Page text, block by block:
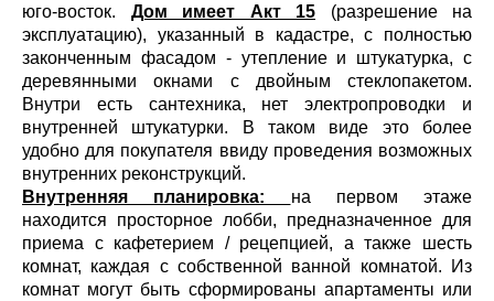
юго-восток. Дом имеет Акт 15 (разрешение на
эксплуатацию), указанный в кадастре, с полностью
законченным фасадом - утепление и штукатурка, с
деревянными окнами с двойным стеклопакетом.
Внутри есть сантехника, нет электропроводки и
внутренней штукатурки. В таком виде это более
удобно для покупателя ввиду проведения возможных
внутренних реконструкций.
Внутренняя планировка: на первом этаже
находится просторное лобби, предназначенное для
приема с кафетерием / рецепцией, а также шесть
комнат, каждая с собственной ванной комнатой. Из
комнат могут быть сформированы апартаменты или